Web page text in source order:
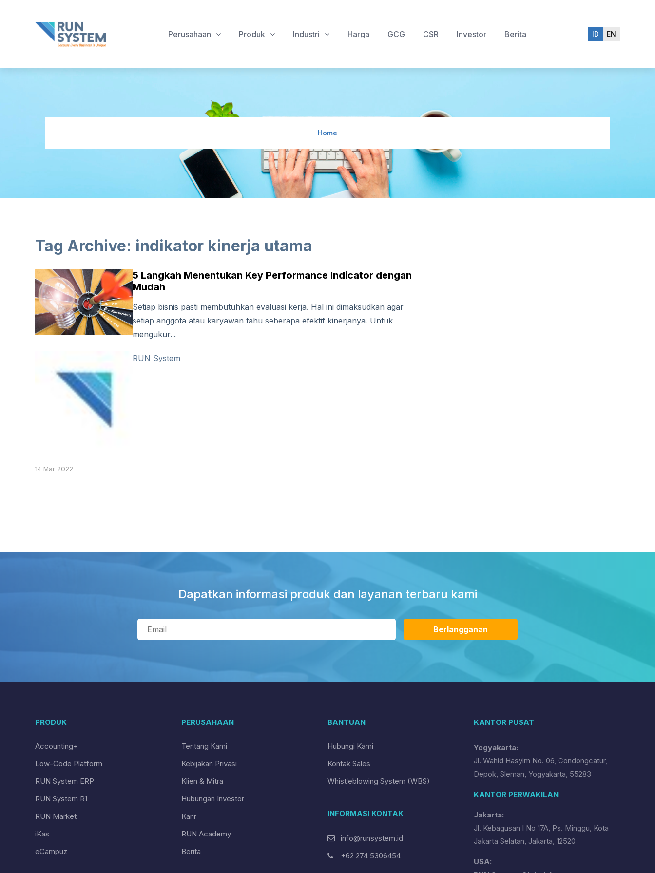
Perusahaan Produk Industri Harga GCG CSR Investor Berita ID EN
Home
Tag Archive: indikator kinerja utama
5 Langkah Menentukan Key Performance Indicator dengan
Mudah
Setiap bisnis pasti membutuhkan evaluasi kerja. Hal ini dimaksudkan agar
setiap anggota atau karyawan tahu seberapa efektif kinerjanya. Untuk
mengukur...
RUN System
14 Mar 2022
Dapatkan informasi produk dan layanan terbaru kami
PRODUK
Accounting+
Low-Code Platform
RUN System ERP
RUN System R1
RUN Market
iKas
eCampuz
PERUSAHAAN
Tentang Kami
Kebijakan Privasi
Klien & Mitra
Hubungan Investor
Karir
RUN Academy
Berita
BANTUAN
Hubungi Kami
Kontak Sales
Whistleblowing System (WBS)
INFORMASI KONTAK
info@runsystem.id
+62 274 5306454
KANTOR PUSAT
Yogyakarta:
Jl. Wahid Hasyim No. 06, Condongcatur,
Depok, Sleman, Yogyakarta, 55283
KANTOR PERWAKILAN
Jakarta:
Jl. Kebagusan I No 17A, Ps. Minggu, Kota
Jakarta Selatan, Jakarta, 12520
USA: